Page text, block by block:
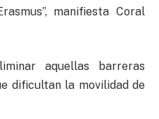
manifiesta Coral
aquellas barreras
dificultan la movilidad de